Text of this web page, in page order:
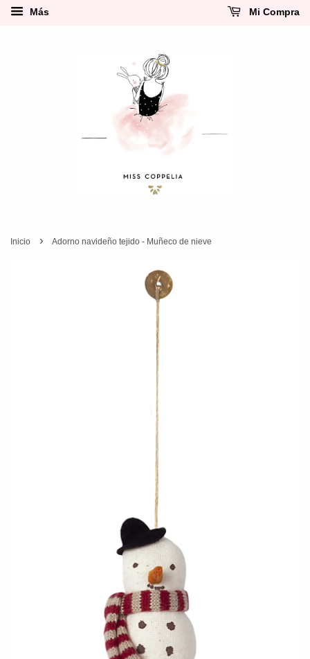
Más Mi Compra
Inicio › Adorno navideño tejido - Muñeco de nieve